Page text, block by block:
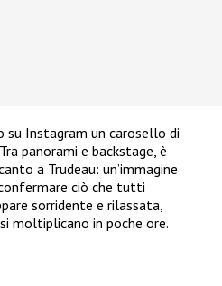
su Instagram un carosello di
panorami e backstage, è
a Trudeau: un’immagine
ciò che tutti
sorridente e rilassata,
moltiplicano in poche ore.